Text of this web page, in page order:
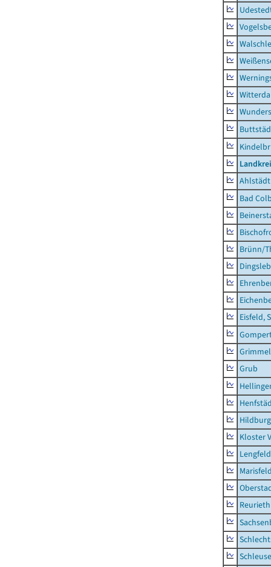
Witterda
Ahlstädt
Bad
Brünn/
Eisfeld,
Grub
Kloster
Lengfeld
Reurieth